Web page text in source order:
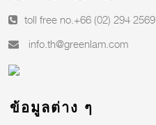
toll free no. +66 (02) 294 2569
info.th@greenlam.com
ข้อมูลต่าง ๆ